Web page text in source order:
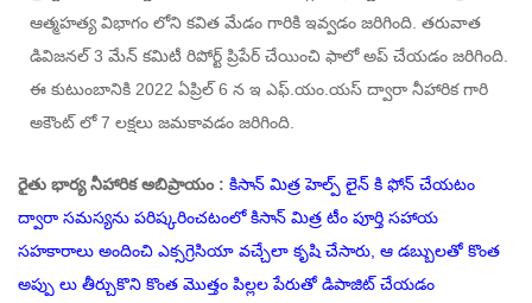
ఆత్మహత్య విభాగం లోని కవిత మేడం గారికి ఇవ్వడం జరిగింది. తరువాత
డివిజనల్ 3 మేన్ కమిటీ రిపోర్ట్ ప్రిపేర్ చేయించి ఫాలో అప్ చేయడం జరిగింది.
ఈ కుటుంబానికి 2022 ఏప్రిల్ 6 న ఇ ఎఫ్.యం.యస్ ద్వారా నీహారిక గారి
అకౌంట్ లో 7 లక్షలు జమకావడం జరిగింది.
రైతు భార్య నీహారిక అబిప్రాయం : కిసాన్ మిత్ర హెల్ప్ లైన్ కి ఫోన్ చేయటం
ద్వారా సమస్యను పరిష్కరించటంలో కిసాన్ మిత్ర టీం పూర్తి సహాయ
సహకారాలు అందించి ఎక్సగ్రెసియా వచ్చేలా కృషి చేసారు, ఆ డబ్బులతో కొంత
అప్పు లు తీర్చుకొని కొంత మొత్తం పిల్లల పేరుతో డిపాజిట్ చేయడం